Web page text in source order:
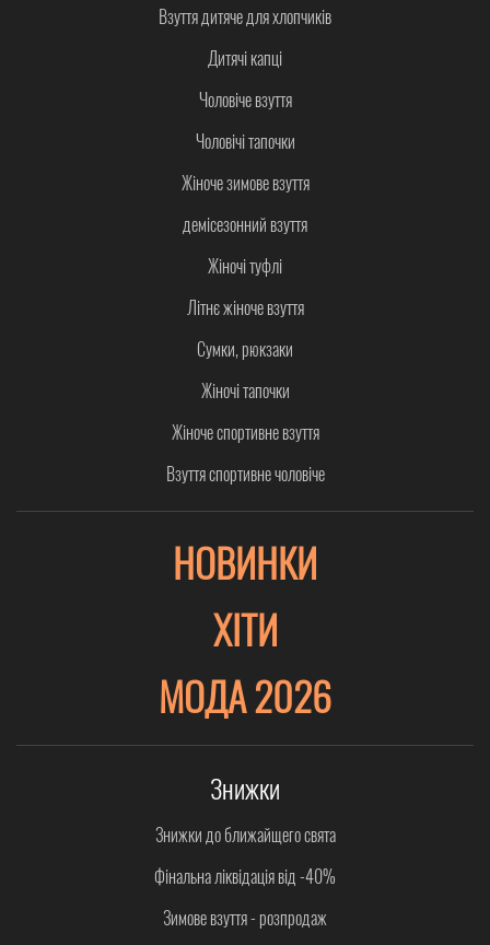
Взуття дитяче для хлопчиків
Дитячі капці
Чоловіче взуття
Чоловічі тапочки
Жіноче зимове взуття
демісезонний взуття
Жіночі туфлі
Літнє жіноче взуття
Сумки, рюкзаки
Жіночі тапочки
Жіноче спортивне взуття
Взуття спортивне чоловіче
НОВИНКИ
ХІТИ
МОДА 2026
Знижки
Знижки до ближайщего свята
Фінальна ліквідація від -40%
Зимове взуття - розпродаж